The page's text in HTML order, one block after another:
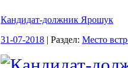
Кандидат-должник Ярошук
31-07-2018 | Раздел: Место